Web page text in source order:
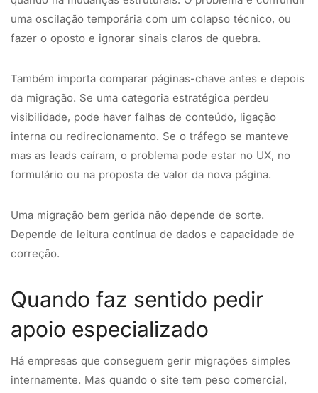
uma oscilação temporária com um colapso técnico, ou
fazer o oposto e ignorar sinais claros de quebra.
Também importa comparar páginas-chave antes e depois
da migração. Se uma categoria estratégica perdeu
visibilidade, pode haver falhas de conteúdo, ligação
interna ou redirecionamento. Se o tráfego se manteve
mas as leads caíram, o problema pode estar no UX, no
formulário ou na proposta de valor da nova página.
Uma migração bem gerida não depende de sorte.
Depende de leitura contínua de dados e capacidade de
correção.
Quando faz sentido pedir
apoio especializado
Há empresas que conseguem gerir migrações simples
internamente. Mas quando o site tem peso comercial,